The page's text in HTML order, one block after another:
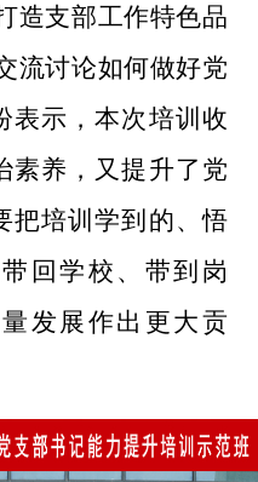
造支部工作特色品
流讨论如何做好党
表示，本次培训收
素养，又提升了党
把培训学到的、悟
回学校、带到岗
发展作出更大贡